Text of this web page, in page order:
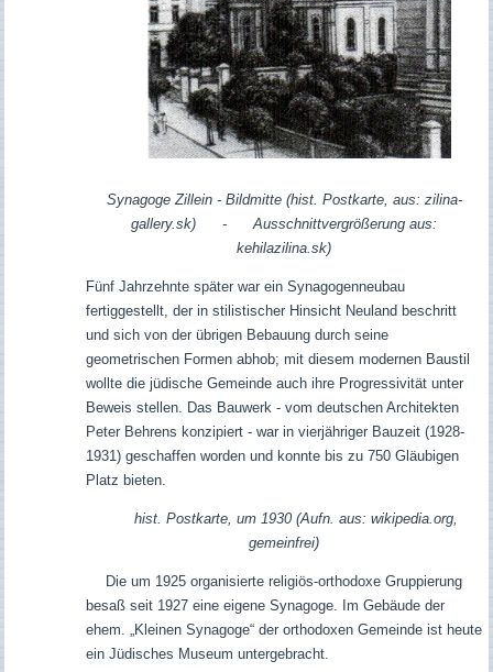
Synagoge Zillein - Bildmitte (hist. Postkarte, aus: zilina-
gallery.sk) - Ausschnittvergrößerung aus:
kehilazilina.sk)
Fünf Jahrzehnte später war ein Synagogenneubau
fertiggestellt, der in stilistischer Hinsicht Neuland beschritt
und sich von der übrigen Bebauung durch seine
geometrischen Formen abhob; mit diesem modernen Baustil
wollte die jüdische Gemeinde auch ihre Progressivität unter
Beweis stellen. Das Bauwerk - vom deutschen Architekten
Peter Behrens konzipiert - war in vierjähriger Bauzeit (1928-
1931) geschaffen worden und konnte bis zu 750 Gläubigen
Platz bieten.
hist. Postkarte, um 1930 (Aufn. aus: wikipedia.org,
gemeinfrei)
Die um 1925 organisierte religiös-orthodoxe Gruppierung
besaß seit 1927 eine eigene Synagoge. Im Gebäude der
ehem. „Kleinen Synagoge“ der orthodoxen Gemeinde ist heute
ein Jüdisches Museum untergebracht.